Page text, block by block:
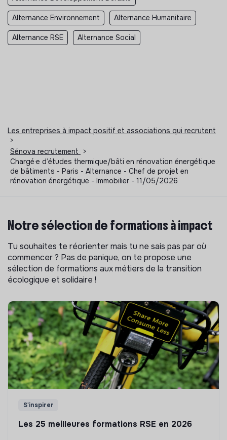
Alternance Environnement Alternance Humanitaire
Alternance RSE Alternance Social
Les entreprises à impact positif et associations qui recrutent
>
Sénova recrutement
>
Chargé·e d’études thermique/bâti en rénovation énergétique
de bâtiments - Paris - Alternance - Chef de projet en
rénovation énergétique - Immobilier - 11/05/2026
Notre sélection de formations à impact
Tu souhaites te réorienter mais tu ne sais pas par où
commencer ? Pas de panique, on te propose une
sélection de formations aux métiers de la transition
écologique et solidaire !
S'inspirer
Les 25 meilleures formations RSE en 2026